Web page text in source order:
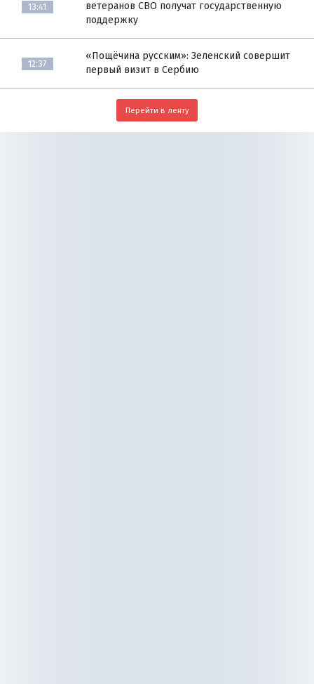
13:41
ветеранов СВО получат государственную
поддержку
12:37
«Пощёчина русским»: Зеленский совершит
первый визит в Сербию
Перейти в ленту